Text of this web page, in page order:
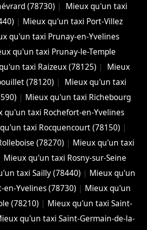
(78730) |
Mieux qu'un taxi
| Mieux qu'un taxi Port-Villez
qu'un taxi Prunay-en-Yvelines
qu'un taxi Prunay-le-Temple
taxi Raizeux (78125) |
Mieux
(78120) |
Mieux qu'un taxi
| Mieux qu'un taxi Richebourg
qu'un taxi Rochefort-en-Yvelines
taxi Rocquencourt (78150) |
(78270) | Mieux qu'un taxi
Mieux qu'un taxi Rosny-sur-Seine
taxi Sailly (78440) | Mieux qu'un
Yvelines (78730) | Mieux qu'un
(78210) | Mieux qu'un taxi Saint-
qu'un taxi Saint-Germain-de-la-